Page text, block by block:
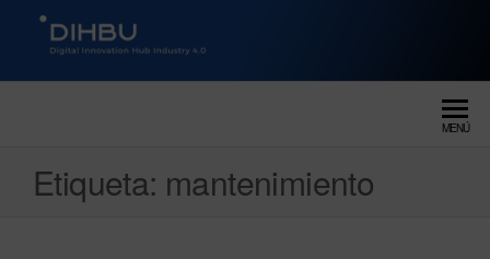
DIGITAL INNOVATION HUB
MENÚ
Etiqueta: mantenimiento